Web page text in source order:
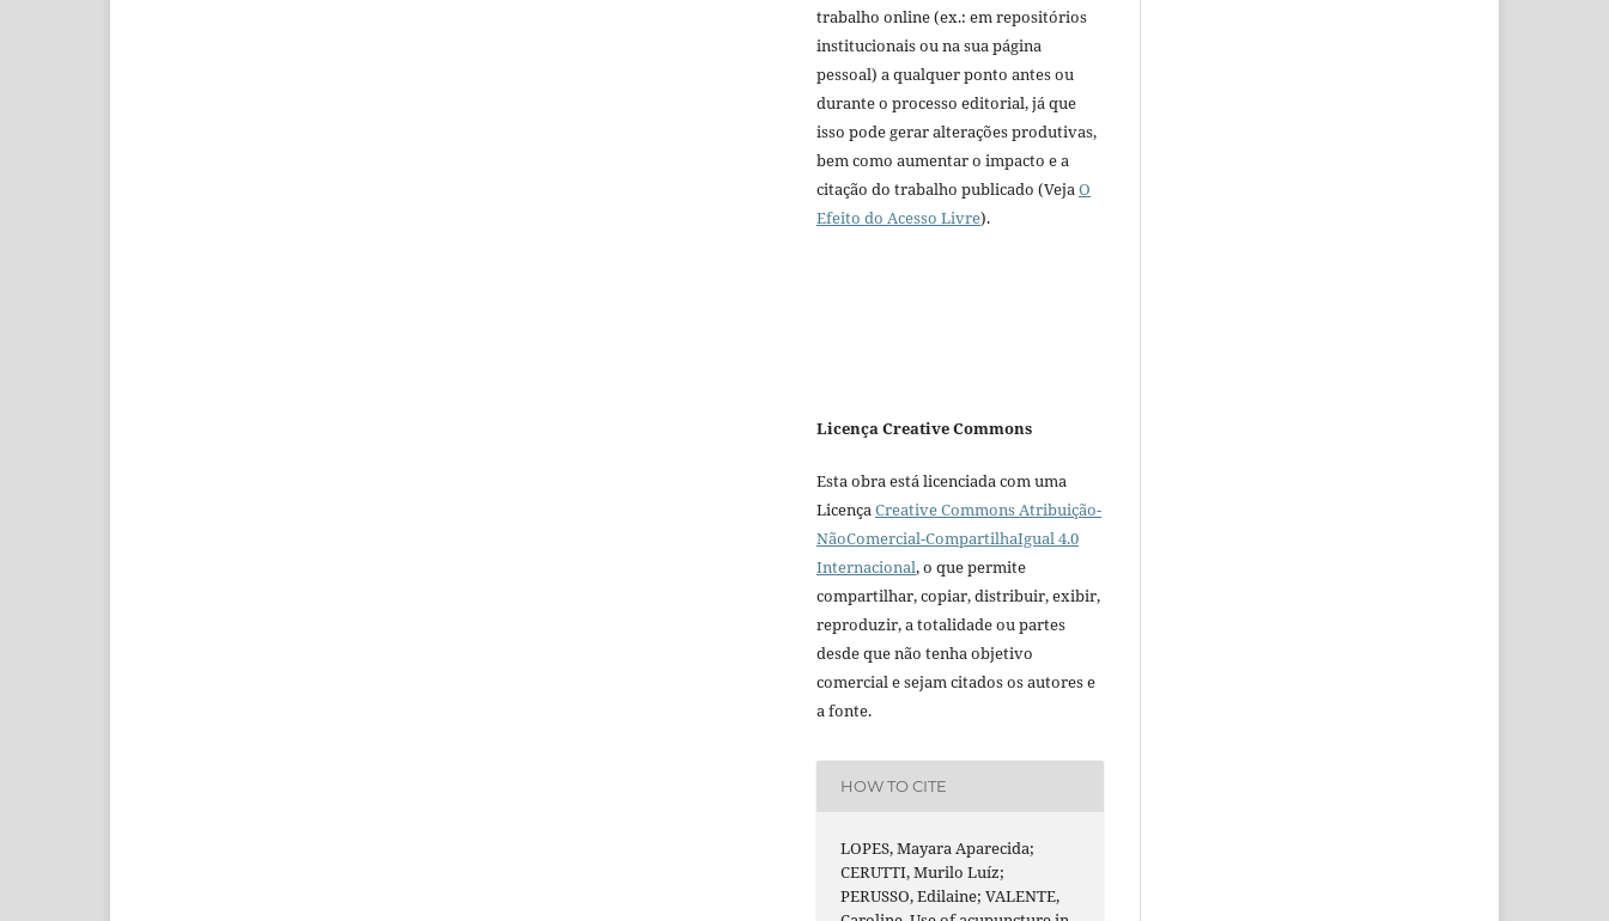
trabalho online (ex.: em repositórios
institucionais ou na sua página
pessoal) a qualquer ponto antes ou
durante o processo editorial, já que
isso pode gerar alterações produtivas,
bem como aumentar o impacto e a
citação do trabalho publicado (VejaO
Efeito do Acesso Livre).
Licença Creative Commons
Esta obra está licenciada com uma
LicençaCreative Commons Atribuição-
NãoComercial-CompartilhaIgual 4.0
Internacional, o que permite
compartilhar, copiar, distribuir, exibir,
reproduzir, a totalidade ou partes
desde que não tenha objetivo
comercial e sejam citados os autores e
a fonte.
HOW TO CITE
LOPES, Mayara Aparecida;
CERUTTI, Murilo Luíz;
PERUSSO, Edilaine; VALENTE,